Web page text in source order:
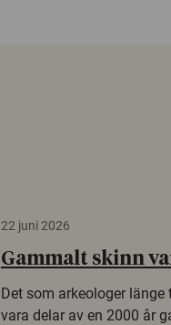
22 juni 2026
Gammalt skinn
Det som arkeologer
vara delar av en 2000 år